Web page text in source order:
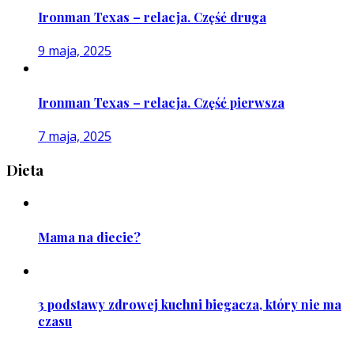
Ironman Texas – relacja. Część druga
9 maja, 2025
Ironman Texas – relacja. Część pierwsza
7 maja, 2025
Dieta
Mama na diecie?
3 podstawy zdrowej kuchni biegacza, który nie ma
czasu